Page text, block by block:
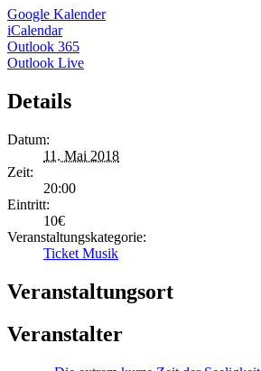
Google Kalender
iCalendar
Outlook 365
Outlook Live
Details
Datum:
11. Mai 2018
Zeit:
20:00
Eintritt:
10€
Veranstaltungskategorie:
Ticket Musik
Veranstaltungsort
Veranstalter